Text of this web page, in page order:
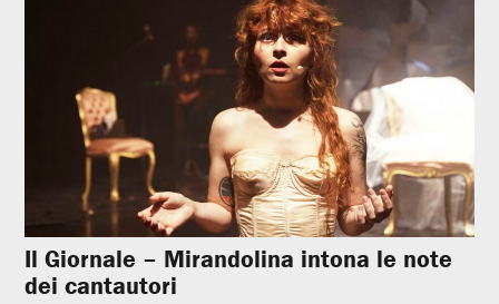
Il Giornale – Mirandolina intona le note
dei cantautori